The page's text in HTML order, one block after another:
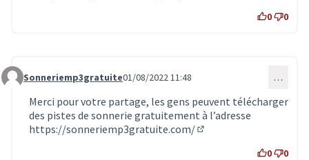
0 0
Commentaire 4800
Sonneriemp3gratuite01/08/2022 11:48 …
Merci pour votre partage, les gens peuvent télécharger
des pistes de sonnerie gratuitement à l’adresse
https://sonneriemp3gratuite.com/
0 0